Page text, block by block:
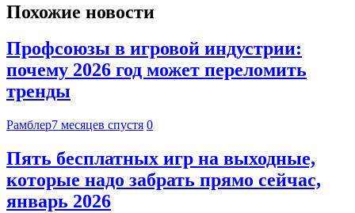
Похожие новости
Профсоюзы в игровой индустрии:
почему 2026 год может переломить
тренды
Рамблер7 месяцев спустя 0
Пять бесплатных игр на выходные,
которые надо забрать прямо сейчас,
январь 2026